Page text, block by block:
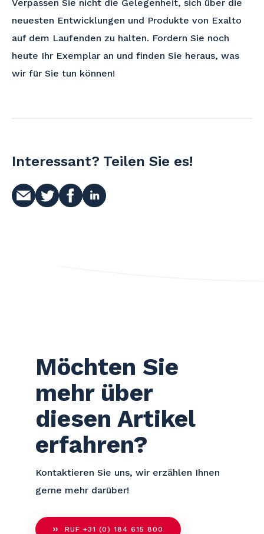
Verpassen Sie nicht die Gelegenheit, sich über die
neuesten Entwicklungen und Produkte von Exalto
auf dem Laufenden zu halten. Fordern Sie noch
heute Ihr Exemplar an und finden Sie heraus, was
wir für Sie tun können!
Interessant? Teilen Sie es!
Möchten Sie
mehr über
diesen Artikel
erfahren?
Kontaktieren Sie uns, wir erzählen Ihnen
gerne mehr darüber!
RUF +31 (0) 184 615 800